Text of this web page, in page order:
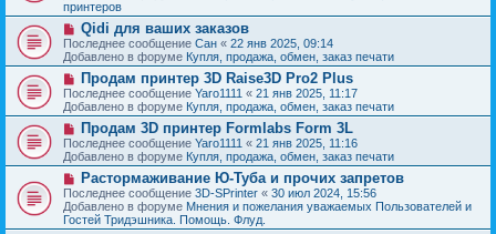
и
е
б
щ
е
н
и
е
е
с
о
о
б
щ
е
н
и
е
принтеров
Н
о
в
о
с
о
о
б
щ
е
н
и
е
Qidi для ваших заказов
Последнее сообщение Сан « 22 янв 2025, 09:14
Добавлено в форуме Купля, продажа, обмен, заказ печати
Н
о
в
о
с
о
о
б
щ
е
н
Продам принтер 3D Raise3D Pro2 Plus
Последнее сообщение Yaro1111 « 21 янв 2025, 11:17
Добавлено в форуме Купля, продажа, обмен, заказ печати
Н
о
в
о
с
о
о
б
Продам 3D принтер Formlabs Form 3L
Последнее сообщение Yaro1111 « 21 янв 2025, 11:16
Добавлено в форуме Купля, продажа, обмен, заказ печати
Н
о
в
о
е
Растормаживание Ю-Туба и прочих запретов
Последнее сообщение 3D-SPrinter « 30 июл 2024, 15:56
Добавлено в форуме Мнения и пожелания уважаемых Пользователей и
Гостей Тридэшника. Помощь. Флуд.